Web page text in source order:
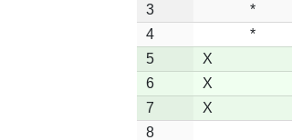
3
*
4
*
5
X
6
X
7
X
8